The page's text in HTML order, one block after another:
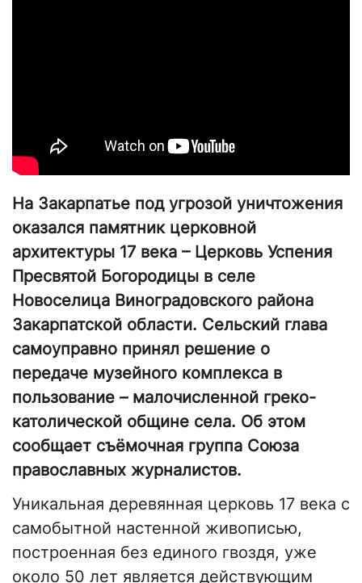
На Закарпатье под угрозой уничтожения
оказался памятник церковной
архитектуры 17 века – Церковь Успения
Пресвятой Богородицы в селе
Новоселица Виноградовского района
Закарпатской области. Сельский глава
самоуправно принял решение о
передаче музейного комплекса в
пользование – малочисленной греко-
католической общине села. Об этом
сообщает съёмочная группа Союза
православных журналистов.
Уникальная деревянная церковь 17 века с
самобытной настенной живописью,
построенная без единого гвоздя, уже
около 50 лет является действующим